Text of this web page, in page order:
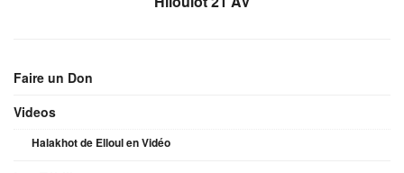
Faire un Don
Videos
Halakhot de Elloul en Vidéo